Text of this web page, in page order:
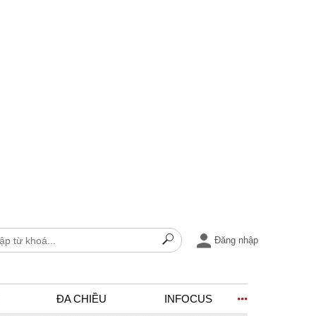
Đăng nhập
ĐA CHIỀU INFOCUS